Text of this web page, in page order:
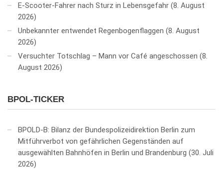
E-Scooter-Fahrer nach Sturz in Lebensgefahr 8. August
2026
Unbekannter entwendet Regenbogenflaggen 8. August
2026
Versuchter Totschlag – Mann vor Café angeschossen 8.
August 2026
BPOL-TICKER
BPOLD-B: Bilanz der Bundespolizeidirektion Berlin zum
Mitführverbot von gefährlichen Gegenständen auf
ausgewählten Bahnhöfen in Berlin und Brandenburg 30. Juli
2026